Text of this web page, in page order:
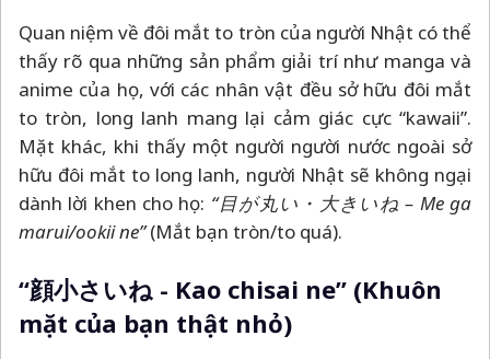
Quan niệm về đôi mắt to tròn của người Nhật có thể
thấy rõ qua những sản phẩm giải trí như manga và
anime của họ, với các nhân vật đều sở hữu đôi mắt
to tròn, long lanh mang lại cảm giác cực “kawaii”.
Mặt khác, khi thấy một người người nước ngoài sở
hữu đôi mắt to long lanh, người Nhật sẽ không ngại
dành lời khen cho họ: “目が丸い・大きいね– Me ga
marui/ookii ne”(Mắt bạn tròn/to quá).
“顔小さいね - Kao chisai ne” (Khuôn
mặt của bạn thật nhỏ)